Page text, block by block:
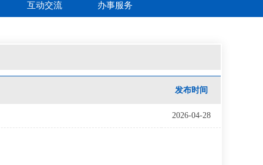
互动交流 办事服务
发布时间
2026-04-28